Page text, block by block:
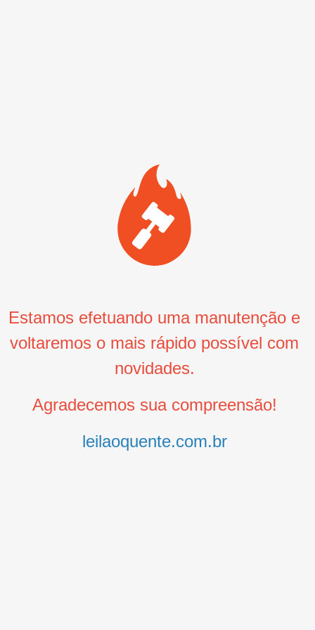
Estamos efetuando uma manutenção e
voltaremos o mais rápido possível com
novidades.
Agradecemos sua compreensão!
leilaoquente.com.br